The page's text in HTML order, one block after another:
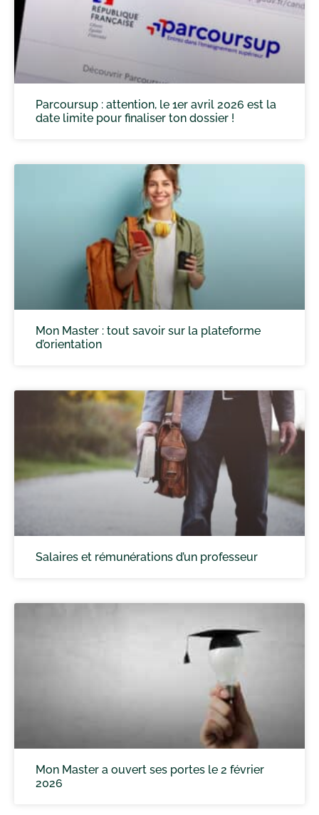
Parcoursup : attention, le 1er avril 2026 est la
date limite pour finaliser ton dossier !
Mon Master : tout savoir sur la plateforme
d’orientation
Salaires et rémunérations d’un professeur
Mon Master a ouvert ses portes le 2 février
2026